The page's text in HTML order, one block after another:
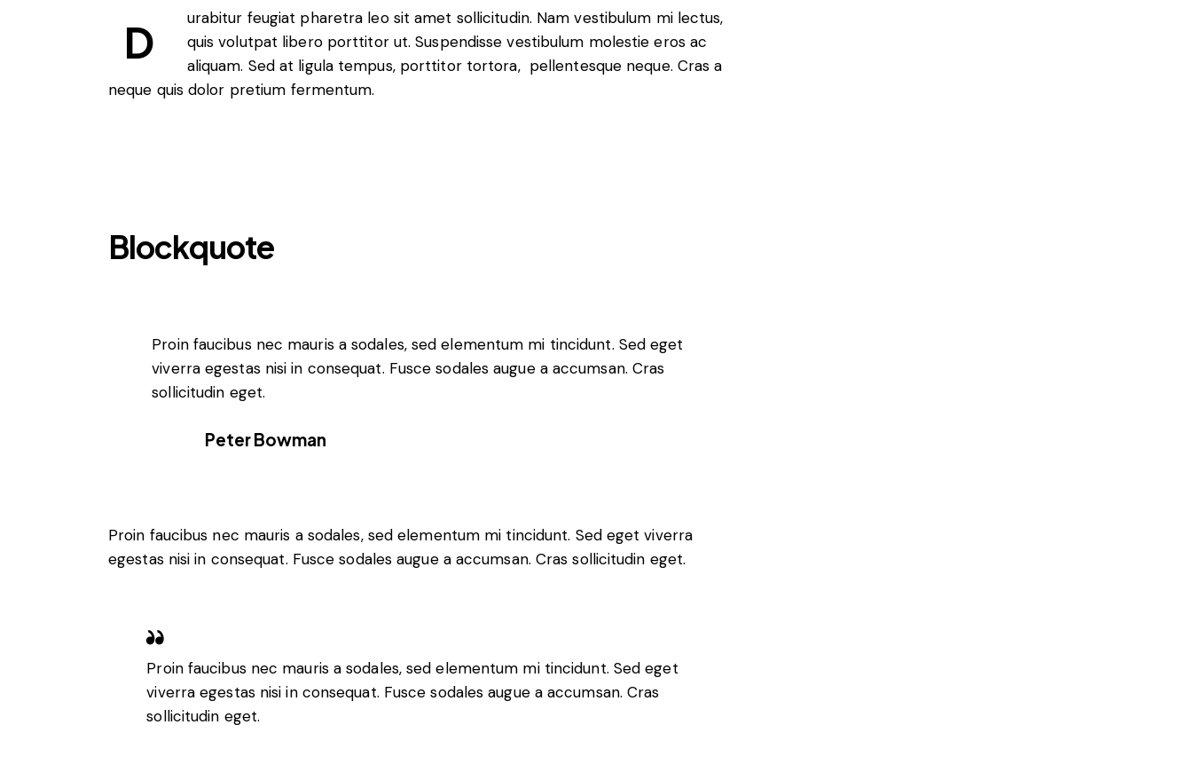
D
urabitur feugiat pharetra leo sit amet sollicitudin. Nam vestibulum mi lectus,
quis volutpat libero porttitor ut. Suspendisse vestibulum molestie eros ac
aliquam. Sed at ligula tempus, porttitor tortora, pellentesque neque. Cras a
neque quis dolor pretium fermentum.
Blockquote
Proin faucibus nec mauris a sodales, sed elementum mi tincidunt. Sed eget
viverra egestas nisi in consequat. Fusce sodales augue a accumsan. Cras
sollicitudin eget.
Peter Bowman
Proin faucibus nec mauris a sodales, sed elementum mi tincidunt. Sed eget viverra
egestas nisi in consequat. Fusce sodales augue a accumsan. Cras sollicitudin eget.
Proin faucibus nec mauris a sodales, sed elementum mi tincidunt. Sed eget
viverra egestas nisi in consequat. Fusce sodales augue a accumsan. Cras
sollicitudin eget.